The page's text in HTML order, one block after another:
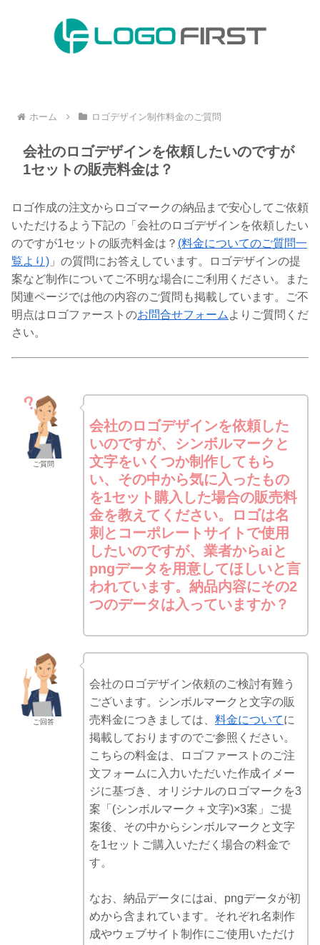
ホーム ロゴデザイン制作料金のご質問
会社のロゴデザインを依頼したいのですが
1セットの販売料金は？
ロゴ作成の注文からロゴマークの納品まで安心してご依頼
いただけるよう下記の「会社のロゴデザインを依頼したい
のですが1セットの販売料金は？ (料金についてのご質問一
覧より) 」の質問にお答えしています。ロゴデザインの提
案など制作についてご不明な場合にご利用ください。また
関連ページでは他の内容のご質問も掲載しています。ご不
明点はロゴファーストのお問合せフォーム よりご質問くだ
さい。
ご質問
会社のロゴデザインを依頼した
いのですが、シンボルマークと
文字をいくつか制作してもら
い、その中から気に入ったもの
を1セット購入した場合の販売料
金を教えてください。ロゴは名
刺とコーポレートサイトで使用
したいのですが、業者からaiと
pngデータを用意してほしいと言
われています。納品内容にその2
つのデータは入っていますか？
ご回答
会社のロゴデザイン依頼のご検討有難う
ございます。シンボルマークと文字の販
売料金につきましては、 料金についてに
掲載しておりますのでご参照ください。
こちらの料金は、ロゴファーストのご注
文フォームに入力いただいた作成イメー
ジに基づき、オリジナルのロゴマークを3
案「(シンボルマーク＋文字)×3案」ご提
案後、その中からシンボルマークと文字
を1セットご購入いただく場合の料金で
す。
なお、納品データにはai、pngデータが初
めから含まれています。それぞれ名刺作
成やウェブサイト制作にご使用いただけ